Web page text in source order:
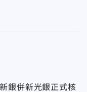
銀併新光銀正式核